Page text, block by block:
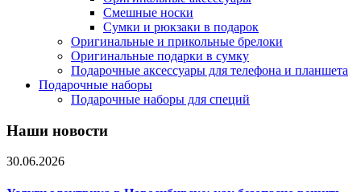
Смешные носки
Сумки и рюкзаки в подарок
Оригинальные и прикольные брелоки
Оригинальные подарки в сумку
Подарочные аксессуары для телефона и планшета
Подарочные наборы
Подарочные наборы для специй
Наши новости
30.06.2026